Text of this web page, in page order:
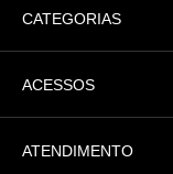
CATEGORIAS
ACESSOS
ATENDIMENTO